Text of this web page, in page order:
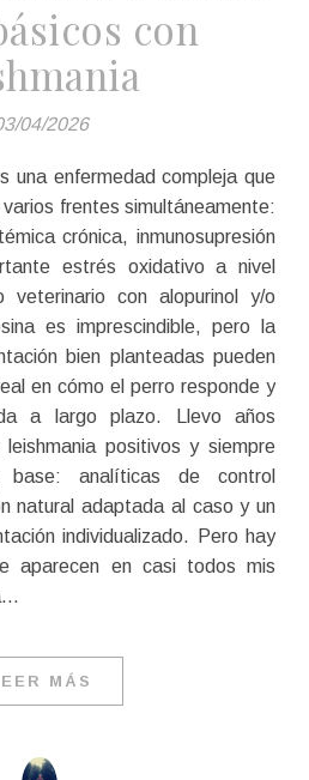
con
04/2026
frentes simultáneamente:
crónica, inmunosupresión
estrés oxidativo a nivel
veterinario con alopurinol y/o
es imprescindible, pero la
bien planteadas pueden
en cómo el perro responde y
a largo plazo. Llevo años
positivos y siempre
analíticas de control
natural adaptada al caso y un
individualizado. Pero hay
aparecen en casi todos mis
MÁS